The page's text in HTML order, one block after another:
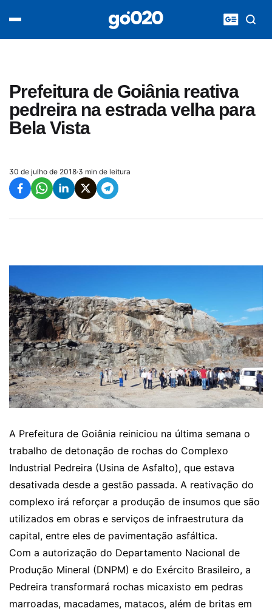
Prefeitura de Goiânia reativa
pedreira na estrada velha para
Bela Vista
30 de julho de 2018·3 min de leitura
A Prefeitura de Goiânia reiniciou na última semana o
trabalho de detonação de rochas do Complexo
Industrial Pedreira (Usina de Asfalto), que estava
desativada desde a gestão passada. A reativação do
complexo irá reforçar a produção de insumos que são
utilizados em obras e serviços de infraestrutura da
capital, entre eles de pavimentação asfáltica.
Com a autorização do Departamento Nacional de
Produção Mineral (DNPM) e do Exército Brasileiro, a
Pedreira transformará rochas micaxisto em pedras
marroadas, macadames, matacos, além de britas em
acontece agora
entretenimento
vídeos
pod020